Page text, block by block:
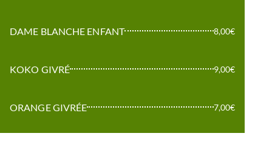
DAME BLANCHE ENFANT 8,00€
KOKO GIVRÉ 9,00€
ORANGE GIVRÉE 7,00€